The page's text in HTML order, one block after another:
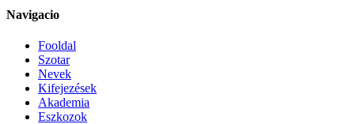
Navigacio
Fooldal
Szotar
Nevek
Kifejezések
Akademia
Eszkozok